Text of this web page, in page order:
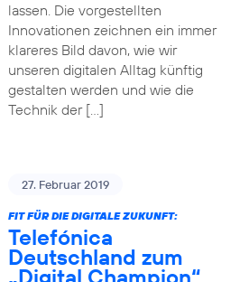
lassen. Die vorgestellten
Innovationen zeichnen ein immer
klareres Bild davon, wie wir
unseren digitalen Alltag künftig
gestalten werden und wie die
Technik der […]
27. Februar 2019
FIT FÜR DIE DIGITALE ZUKUNFT:
Telefónica
Deutschland zum
„Digital Champion“